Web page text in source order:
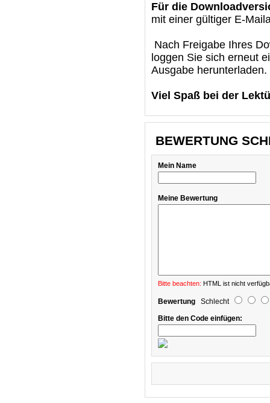
Für die
mit einer gültiger E-
Nach Freigabe Ihres
loggen Sie sich erneut
Ausgabe herunterladen.
Viel Spaß bei der
BEWERTUNG
Mein Name
Meine Bewertung
Bitte beachten: HTML ist nicht
Bewertung
Schlecht
Bitte den Code einfügen: